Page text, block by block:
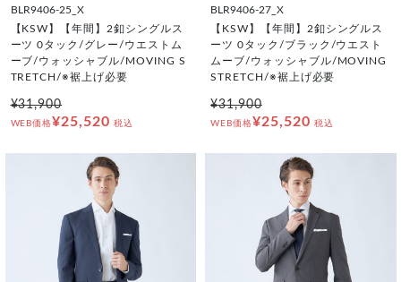
BLR9406-25_X
【KSW】【年間】2釦シングルス
ーツ 0タック/グレー/ウエストム
ーブ/ウォッシャブル/MOVING S
TRETCH/※裾上げ必要
¥31,900
WEB価格¥25,520 税込
BLR9406-27_X
【KSW】【年間】2釦シングルス
ーツ 0タック/ブラック/ウエスト
ムーブ/ウォッシャブル/MOVING
STRETCH/※裾上げ必要
¥31,900
WEB価格¥25,520 税込